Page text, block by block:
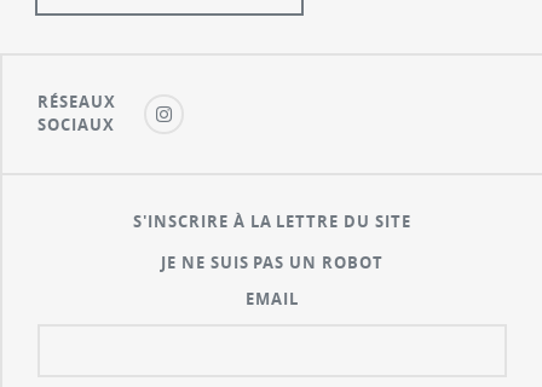
RÉSEAUX
SOCIAUX
S'INSCRIRE À LA LETTRE DU SITE
JE NE SUIS PAS UN ROBOT
EMAIL